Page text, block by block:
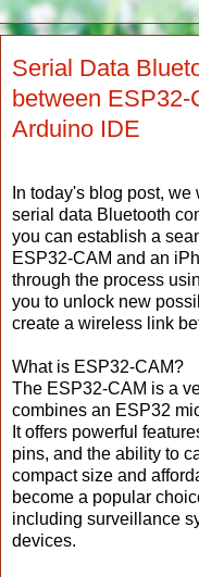
Serial Data
between
Arduino IDE
In today's blog post,
serial data Bluetooth
you can establish a
ESP32-CAM and an
through the process
you to unlock new
create a wireless link
What is ESP32-CAM?
The ESP32-CAM is a
combines an ESP32
It offers powerful
pins, and the ability to
compact size and
become a popular
including surveillance
devices.